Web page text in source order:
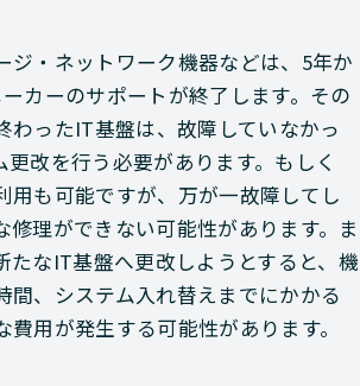
ジ・ネットワーク機器などは、5年か
カーのサポートが終了します。その
わったIT基盤は、故障していなかっ
更改を行う必要があります。もしく
用も可能ですが、万が一故障してし
修理ができない可能性があります。ま
たなIT基盤へ更改しようとすると、機
間、システム入れ替えまでにかかる
用が発生する可能性があります。